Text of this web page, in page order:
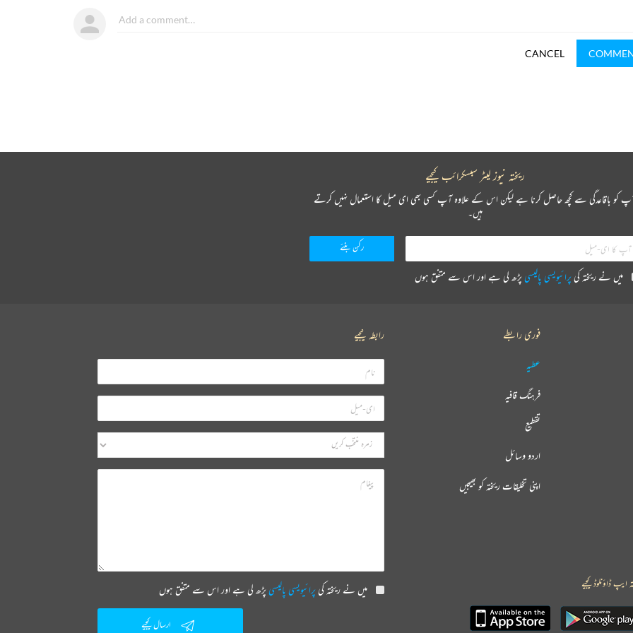
CANCEL
ریختہ نیوز لیٹر سبسکرائب کیجیے
کو باقاعدگی سے کچھ حاصل کرنا ہے لیکن اس کے علاوہ آپ کسی بھی ای میل کا استعمال نہیں کرتے
ہیں۔
میں نے ریختہ کیپرائیویسی پالیسیپڑھ لی ہے اور اس سے متفق ہوں
فوری رابطے
عطیہ
فرہنگ قافیہ
تقطیع
اردو وسائل
اپنی تخلیقات ریختہ کو بھیجیں
رابطہ کیجیے
میں نے ریختہ کیپرائیویسی پالیسیپڑھ لی ہے اور اس سے متفق ہوں
ارسال کیجیے
ایپ ڈاؤنلوڈ کیجیے